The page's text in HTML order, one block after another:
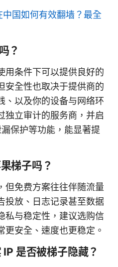
国如何有效翻墙？最全
？
用条件下可以提供良好的
安全性也取决于提供商的
、以及你的设备与网络环
独立审计的服务商，并启
保护等功能，能显著提
梯子吗？
但免费方案往往伴随流量
投放、日志记录甚至数据
私与稳定性，建议选购信
更安全、速度也更稳定。
是否被梯子隐藏？